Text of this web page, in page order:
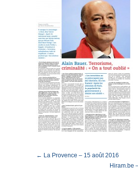
← La Provence – 15 août 2016
Hiram.be